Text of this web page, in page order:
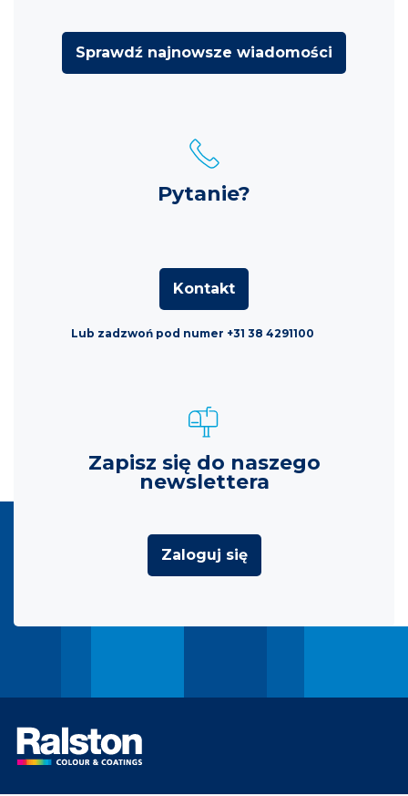
Sprawdź najnowsze wiadomości
Pytanie?
Kontakt
Lub zadzwoń pod numer +31 38 4291100
Zapisz się do naszego
newslettera
Zaloguj się